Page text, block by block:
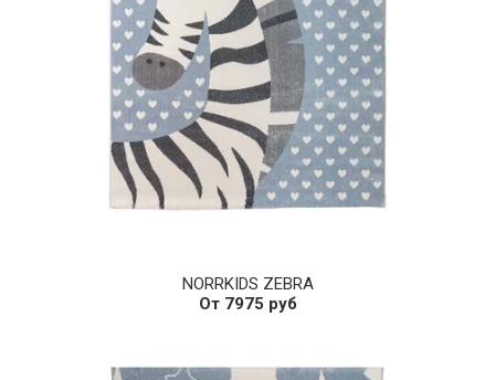
NORRKIDS ZEBRA
От 7975 руб